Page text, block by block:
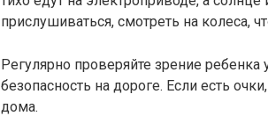
прислушиваться, смотреть на колеса,
Регулярно проверяйте зрение
безопасность на дороге. Если есть
дома.